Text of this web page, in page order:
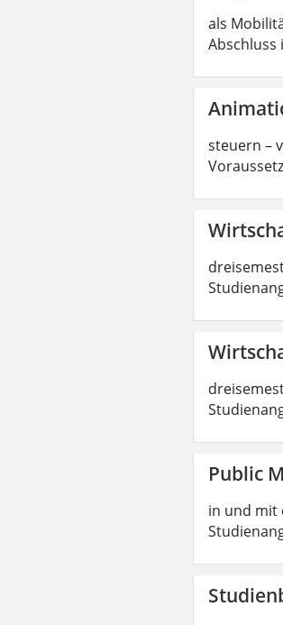
als
steuern –
Public
in und mit